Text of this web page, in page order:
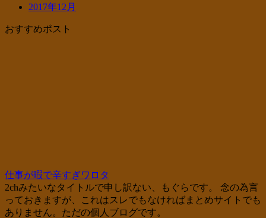
2017年12月
おすすめポスト
仕事が暇で辛すぎワロタ
2chみたいなタイトルで申し訳ない、もぐらです。 念の為言
っておきますが、これはスレでもなければまとめサイトでも
ありません。ただの個人ブログです。